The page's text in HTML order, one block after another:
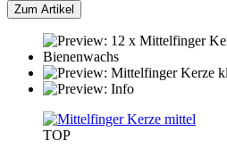
Zum Artikel
TOP